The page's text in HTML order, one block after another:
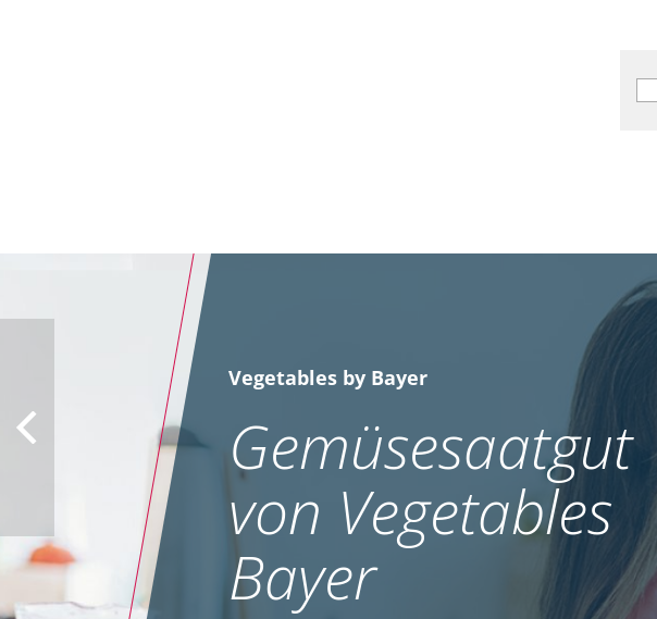
Vegetables by Bayer
Gemüsesaatgut
von Vegetables
Bayer